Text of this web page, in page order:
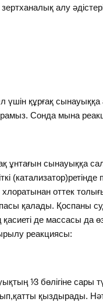
алу әдістері
құрғақ сынауыққа
Сонда мына
ұнтағын сынауыққа
оттек
қалады. Қоспаны
қасиеті де массасы да
реакциясы:
⅟3 бөлігіне сары
қыздырады.